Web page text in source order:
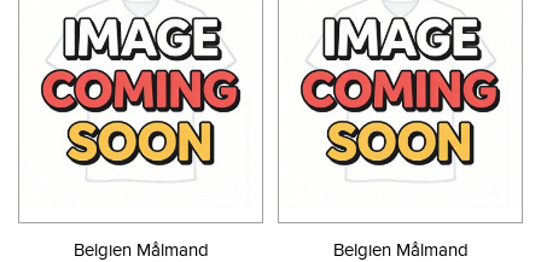
Belgien Målmand
Belgien Målmand